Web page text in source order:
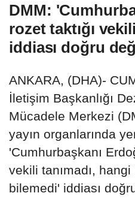
DMM:
rozet taktığı
iddiası doğru
ANKARA, (DHA)-
İletişim Başkanlığı
Mücadele Merkezi
yayın organlarında
'Cumhurbaşkanı
vekili tanımadı,
bilemedi' iddiası